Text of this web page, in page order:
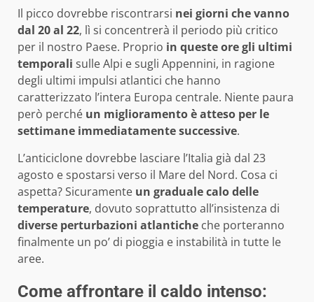
Il picco dovrebbe riscontrarsi nei giorni che vanno
dal 20 al 22, lì si concentrerà il periodo più critico
per il nostro Paese. Proprio in queste ore gli ultimi
temporali sulle Alpi e sugli Appennini, in ragione
degli ultimi impulsi atlantici che hanno
caratterizzato l’intera Europa centrale. Niente paura
però perché un miglioramento è atteso per le
settimane immediatamente successive.
L’anticiclone dovrebbe lasciare l’Italia già dal 23
agosto e spostarsi verso il Mare del Nord. Cosa ci
aspetta? Sicuramente un graduale calo delle
temperature, dovuto soprattutto all’insistenza di
diverse perturbazioni atlantiche che porteranno
finalmente un po’ di pioggia e instabilità in tutte le
aree.
Come affrontare il caldo intenso: